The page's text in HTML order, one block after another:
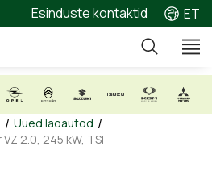
Esinduste kontaktid ET
/ Uued laoautod /
2.0, 245 kW, TSI